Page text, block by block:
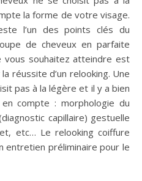
la forme de votre visage.
l’un des points clés du
de cheveux en parfaite
vous souhaitez atteindre est
réussite d’un relooking. Une
pas à la légère et il y a bien
compte : morphologie du
capillaire) gestuelle
etc… Le relooking coiffure
entretien préliminaire pour le